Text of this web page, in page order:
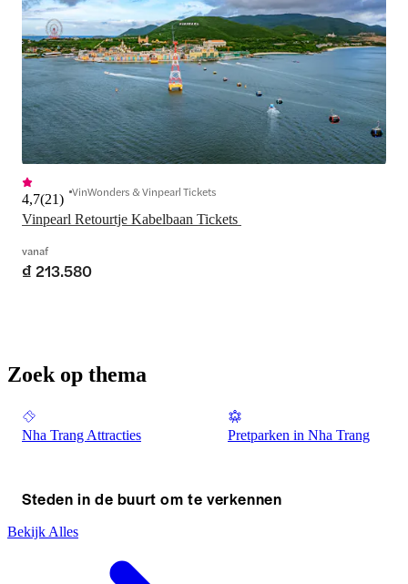
4,7(21) VinWonders & Vinpearl Tickets
vanaf
₫ 213.580
Zoek op thema
Nha Trang Attracties Pretparken in Nha Trang
Steden in de buurt om te verkennen
Bekijk Alles